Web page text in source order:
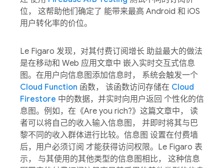
位， 这帮助他们确定了 能带来最高 Android 和 iOS
用户转化率的价位。
Le Figaro 发现，对其付费订阅增长 助益最大的做法
是在移动和 Web 应用文章中 嵌入实时交互式信息
图。在用户向信息图添加信息时， 系统会触发一个
Cloud Function 函数， 该函数访问存储在 Cloud
Firestore 中的数据，并实时向用户返回 个性化的信
息图。例如，在《Are you rich?》这篇文章中， 读
者可以将自己的收入输入信息图， 并即时将其与巴
黎不同的收入群体进行比较。信息图 设置在付费墙
后，用户必须订阅 才能获得访问权限。Le Figaro 表
示， 与其使用的其他类型的信息图相比， 这种信息